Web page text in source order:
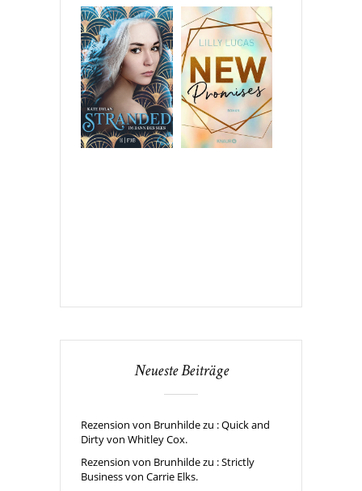
Neueste Beiträge
Rezension von Brunhilde zu : Quick and
Dirty von Whitley Cox.
Rezension von Brunhilde zu : Strictly
Business von Carrie Elks.